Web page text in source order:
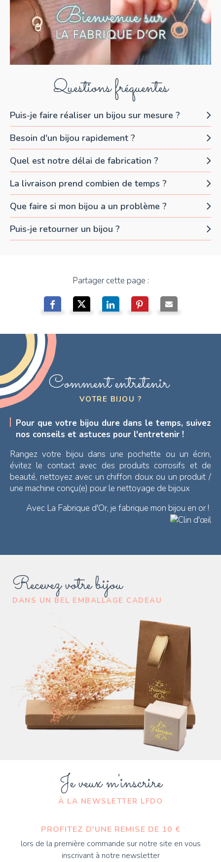
Questions fréquentes
Puis-je faire réaliser un bijou sur mesure ?
Besoin d'un bijou rapidement ?
Quel est notre délai de fabrication ?
La livraison prend combien de temps ?
Que faire si mon bijou a un problème ?
Puis-je retourner un bijou ?
Partager cette page :
Recevez votre bijou
DANS UN BEL EMBALLAGE CADEAU
Comment entretenir
VOTRE BIJOU ?
Pour que votre bijou dure dans le temps, suivez
nos conseils et astuces pour l'entretenir !
Rangez votre bijou dans une pochette ou un écrin,
évitez le contact avec des produits corrosifs et de
beauté, nettoyez avec un chiffon doux ou un produit /
une machine conçu(e) pour le nettoyage de bijoux
Avec La Fabrique d'Or, je fabrique mon bijou en or !
Je veux m'inscrire
À LA NEWSLETTER LFDO
PROFITEZ D'UNE REMISE DE 10 €
lors de la première commande sur notre site en vous
inscrivant à notre newsletter